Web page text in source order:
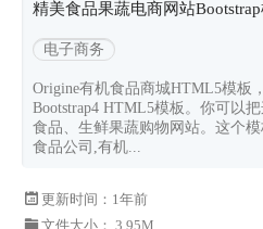
精美食品果蔬电商网站Bootstrap
电子商务
Origine有机食品商城HTML5模板
Bootstrap4 HTML5模板。你可以
食品、生鲜果蔬购物网站。这个模
食品公司,有机...
更新时间： 1年前
文件大小： 3.95M